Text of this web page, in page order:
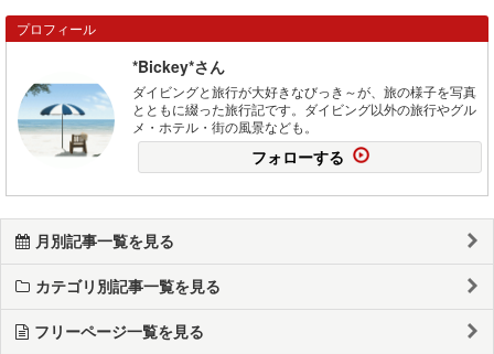
プロフィール
*Bickey*さん
ダイビングと旅行が大好きなびっき～が、旅の様子を写真
とともに綴った旅行記です。ダイビング以外の旅行やグル
メ・ホテル・街の風景なども。
フォローする
月別記事一覧を見る
カテゴリ別記事一覧を見る
フリーページ一覧を見る